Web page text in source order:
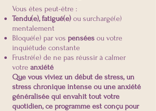
Vous êtes peut-être :
Tendu(e), fatigué(e) ou surchargé(e)
mentalement
Bloqué(e) par vos pensées ou votre
inquiétude constante
Frustré(e) de ne pas réussir à calmer
votre anxiété
Que vous viviez un début de stress, un
stress chronique intense ou une anxiété
généralisée qui envahit tout votre
quotidien, ce programme est conçu pour